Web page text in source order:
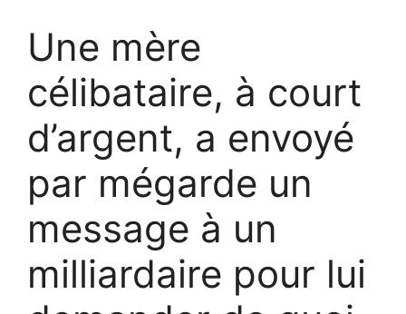
Une mère
célibataire, à court
d’argent, a envoyé
par mégarde un
message à un
milliardaire pour lui